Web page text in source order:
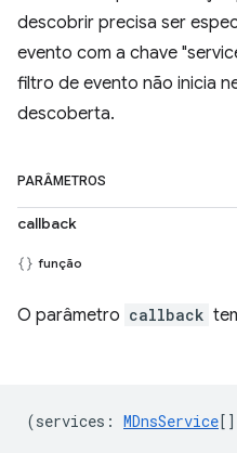
descobrir precisa ser
evento com a chave
filtro de evento não inicia
descoberta.
PARÂMETROS
callback
função
O parâmetro callback
(services : MDnsService